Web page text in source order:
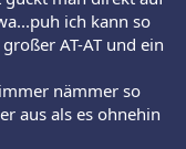
ich kann so
AT-AT und ein
nämmer so
aus als es ohnehin